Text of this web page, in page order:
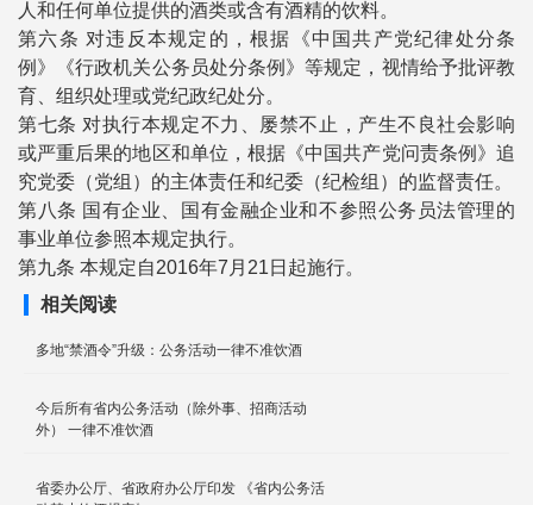
人和任何单位提供的酒类或含有酒精的饮料。
第六条 对违反本规定的，根据《中国共产党纪律处分条
例》《行政机关公务员处分条例》等规定，视情给予批评教
育、组织处理或党纪政纪处分。
第七条 对执行本规定不力、屡禁不止，产生不良社会影响
或严重后果的地区和单位，根据《中国共产党问责条例》追
究党委（党组）的主体责任和纪委（纪检组）的监督责任。
第八条 国有企业、国有金融企业和不参照公务员法管理的
事业单位参照本规定执行。
第九条 本规定自2016年7月21日起施行。
相关阅读
多地“禁酒令”升级：公务活动一律不准饮酒
今后所有省内公务活动（除外事、招商活动
外） 一律不准饮酒
省委办公厅、省政府办公厅印发 《省内公务活